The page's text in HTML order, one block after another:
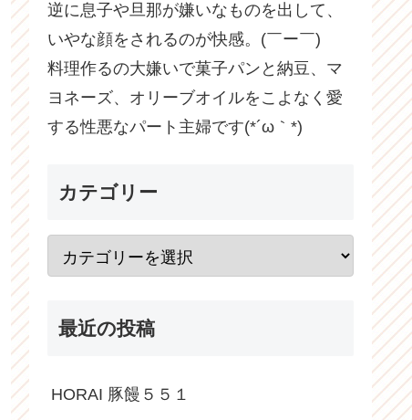
逆に息子や旦那が嫌いなものを出して、
いやな顔をされるのが快感。(￣ー￣)
料理作るの大嫌いで菓子パンと納豆、マ
ヨネーズ、オリーブオイルをこよなく愛
する性悪なパート主婦です(*´ω｀*)
カテゴリー
最近の投稿
HORAI 豚饅５５１